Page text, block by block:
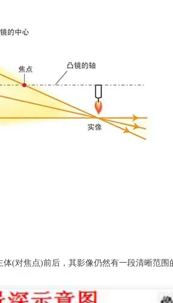
(对焦点)前后，其影像仍然有一段清晰范围